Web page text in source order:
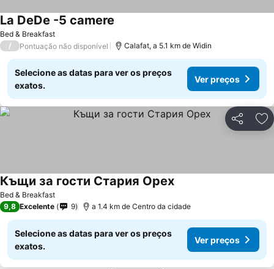
Bed & Breakfast
La DeDe -5 camere
/ Pontuação não disponível Calafat, a 5.1 km de Widin
Selecione as datas para ver os preços
exatos.
Ver preços
Partilhar
Bed & Breakfast
Къщи за гости Стария Орех
9,8 Excelente 9 a 1.4 km de Centro da cidade
Selecione as datas para ver os preços
exatos.
Ver preços